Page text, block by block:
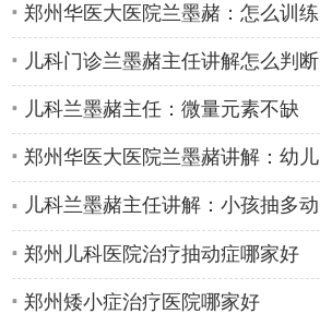
郑州华医大医院兰墨赭：怎么训练
儿科门诊兰墨赭主任讲解怎么判断
儿科兰墨赭主任：微量元素不缺
郑州华医大医院兰墨赭讲解：幼儿
儿科兰墨赭主任讲解：小孩抽多动
郑州儿科医院治疗抽动症哪家好
郑州矮小症治疗医院哪家好